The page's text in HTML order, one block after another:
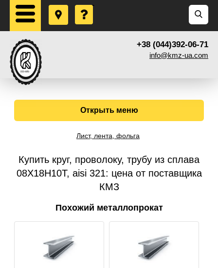
+38 (044)392-06-71
info@kmz-ua.com
Открыть меню
Лист, лента, фольга
Купить круг, проволоку, трубу из сплава
08Х18Н10Т, aisi 321: цена от поставщика
КМЗ
Похожий металлопрокат